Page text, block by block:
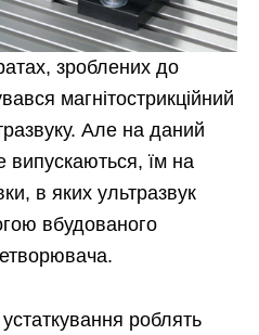
зроблених до
магнітострикційний
Але на даний
випускаються, їм на
в яких ультразвук
вбудованого
роблять